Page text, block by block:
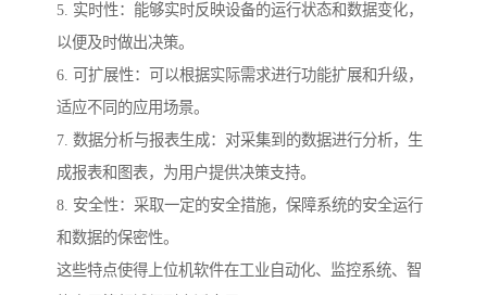
5. 实时性：能够实时反映设备的运行状态和数据变化，
以便及时做出决策。
6. 可扩展性：可以根据实际需求进行功能扩展和升级，
适应不同的应用场景。
7. 数据分析与报表生成：对采集到的数据进行分析，生
成报表和图表，为用户提供决策支持。
8. 安全性：采取一定的安全措施，保障系统的安全运行
和数据的保密性。
这些特点使得上位机软件在工业自动化、监控系统、智